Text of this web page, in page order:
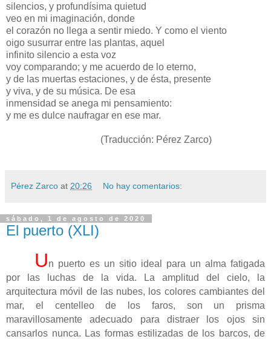
silencios, y profundísima quietud
veo en mi imaginación, donde
el corazón no llega a sentir miedo. Y como el viento
oigo susurrar entre las plantas, aquel
infinito silencio a esta voz
voy comparando; y me acuerdo de lo eterno,
y de las muertas estaciones, y de ésta, presente
y viva, y de su música. De esa
inmensidad se anega mi pensamiento:
y me es dulce naufragar en ese mar.
(Traducción: Pérez Zarco)
Pérez Zarco at 20:26 No hay comentarios:
sábado, 1 de agosto de 2020
El puerto (XLI)
Un puerto es un sitio ideal para un alma fatigada
por las luchas de la vida. La amplitud del cielo, la
arquitectura móvil de las nubes, los colores cambiantes del
mar, el centelleo de los faros, son un prisma
maravillosamente adecuado para distraer los ojos sin
cansarlos nunca. Las formas estilizadas de los barcos, de